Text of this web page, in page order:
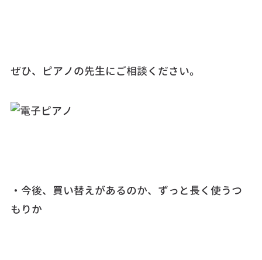
ぜひ、ピアノの先生にご相談ください。
・今後、買い替えがあるのか、ずっと長く使うつ
もりか